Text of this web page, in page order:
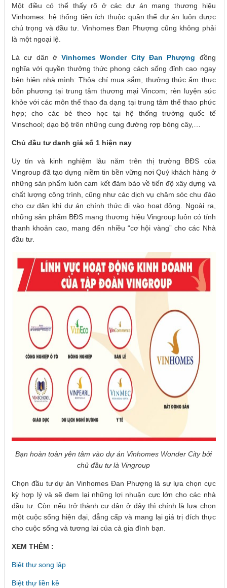
Một điều có thể thấy rõ ở các dự án mang thương hiệu
Vinhomes: hệ thống tiện ích thuộc quần thể dự án luôn được
chú trọng và đầu tư. Vinhomes Đan Phượng cũng không phải
là một ngoại lệ.
Là cư dân ởVinhomes Wonder City Đan Phượng đồng
nghĩa với quyền thưởng thức phong cách sống đỉnh cao ngay
bên hiên nhà mình: Thỏa chí mua sắm, thưởng thức ẩm thực
bốn phương tại trung tâm thương mại Vincom; rèn luyện sức
khỏe với các môn thể thao đa dạng tại trung tâm thể thao phức
hợp; cho các bé theo học tại hệ thống trường quốc tế
Vinschool; dạo bộ trên những cung đường rợp bóng cây,…
Chủ đầu tư danh giá số 1 hiện nay
Uy tín và kinh nghiệm lâu năm trên thị trường BĐS của
Vingroup đã tạo dựng niềm tin bền vững nơi Quý khách hàng ở
những sản phẩm luôn cam kết đảm bảo về tiến độ xây dựng và
chất lượng công trình, cũng như các dịch vụ chăm sóc chu đáo
cho cư dân khi dự án chính thức đi vào hoạt động. Ngoài ra,
những sản phẩm BĐS mang thương hiệu Vingroup luôn có tính
thanh khoản cao, mang đến nhiều “cơ hội vàng” cho các Nhà
đầu tư.
Bạn hoàn toàn yên tâm vào dự án Vinhomes Wonder City bởi
chủ đầu tư là Vingroup
Chọn đầu tư dự án Vinhomes Đan Phượng là sự lựa chọn cực
kỳ hợp lý và sẽ đem lại những lợi nhuận cực lớn cho các nhà
đầu tư. Còn nếu trở thành cư dân ở đây thì chính là lựa chọn
một cuộc sống hiện đại, đẳng cấp và mang lại giá trị đích thực
cho cuộc sống và tương lai của cả gia đình bạn.
XEM THÊM :
Biệt thự song lập
Biệt thự liền kề